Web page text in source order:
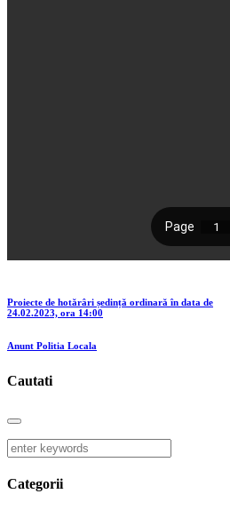
Proiecte de hotărâri ședință ordinară în data de
24.02.2023, ora 14:00
Anunt Politia Locala
Cautati
Categorii